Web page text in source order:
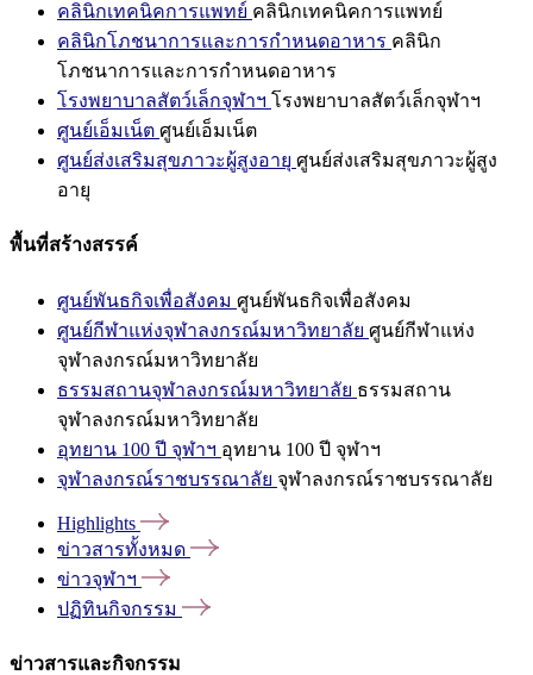
คลินิกเทคนิคการแพทย์ คลินิกเทคนิคการแพทย์
คลินิกโภชนาการและการกำหนดอาหาร คลินิก
โภชนาการและการกำหนดอาหาร
โรงพยาบาลสัตว์เล็กจุฬาฯ โรงพยาบาลสัตว์เล็กจุฬาฯ
ศูนย์เอ็มเน็ต ศูนย์เอ็มเน็ต
ศูนย์ส่งเสริมสุขภาวะผู้สูงอายุ ศูนย์ส่งเสริมสุขภาวะผู้สูง
อายุ
พื้นที่สร้างสรรค์
ศูนย์พันธกิจเพื่อสังคม ศูนย์พันธกิจเพื่อสังคม
ศูนย์กีฬาแห่งจุฬาลงกรณ์มหาวิทยาลัย ศูนย์กีฬาแห่ง
จุฬาลงกรณ์มหาวิทยาลัย
ธรรมสถานจุฬาลงกรณ์มหาวิทยาลัย ธรรมสถาน
จุฬาลงกรณ์มหาวิทยาลัย
อุทยาน 100 ปี จุฬาฯ อุทยาน 100 ปี จุฬาฯ
จุฬาลงกรณ์ราชบรรณาลัย จุฬาลงกรณ์ราชบรรณาลัย
Highlights
ข่าวสารทั้งหมด
ข่าวจุฬาฯ
ปฏิทินกิจกรรม
ข่าวสารและกิจกรรม